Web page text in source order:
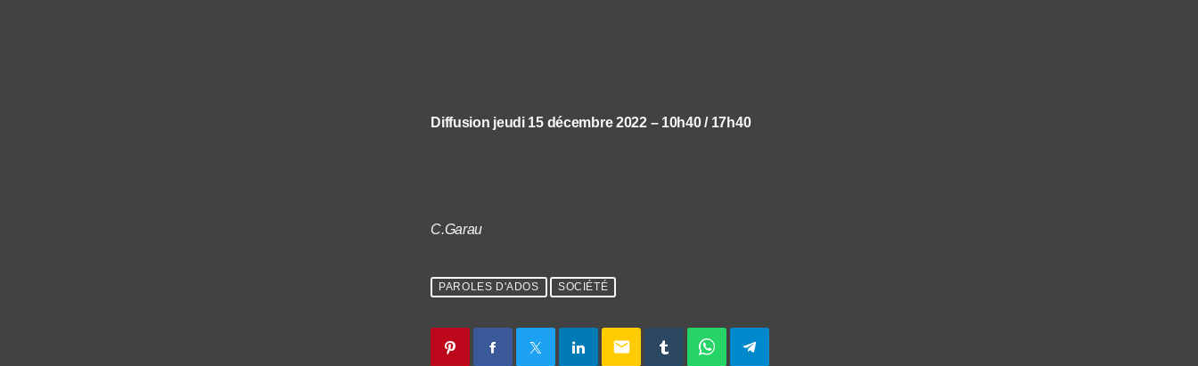
Diffusion jeudi 15 décembre 2022 – 10h40 / 17h40
C.Garau
PAROLES D'ADOS SOCIÉTÉ
email